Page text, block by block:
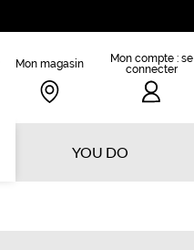
Mon magasin
Mon compte : se
connecter
YOU DO